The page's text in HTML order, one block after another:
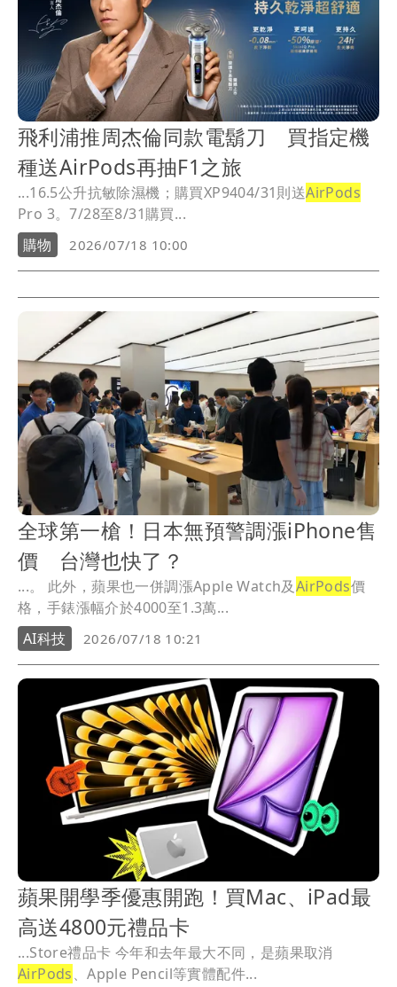
飛利浦推周杰倫同款電鬍刀 買指定機
種送AirPods再抽F1之旅
...16.5公升抗敏除濕機；購買XP9404/31則送AirPods
Pro 3。7/28至8/31購買...
購物
2026/07/18 10:00
全球第一槍！日本無預警調漲iPhone售
價 台灣也快了？
...。 此外，蘋果也一併調漲Apple Watch及AirPods價
格，手錶漲幅介於4000至1.3萬...
AI科技
2026/07/18 10:21
蘋果開學季優惠開跑！買Mac、iPad最
高送4800元禮品卡
...Store禮品卡 今年和去年最大不同，是蘋果取消
AirPods、Apple Pencil等實體配件...